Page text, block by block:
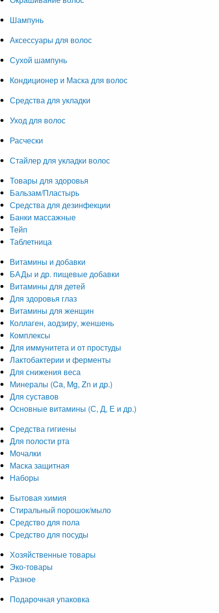
Шампунь
Аксессуары для волос
Сухой шампунь
Кондиционер и Маска для волос
Средства для укладки
Уход для волос
Расчески
Стайлер для укладки волос
Товары для здоровья
Бальзам/Пластырь
Средства для дезинфекции
Банки массажные
Тейп
Таблетница
Витамины и добавки
БАДы и др. пищевые добавки
Витамины для детей
Для здоровья глаз
Витамины для женщин
Коллаген, аодзиру, женшень
Комплексы
Для иммунитета и от простуды
Лактобактерии и ферменты
Для снижения веса
Минералы (Ca, Mg, Zn и др.)
Для суставов
Основные витамины (С, Д, Е и др.)
Средства гигиены
Для полости рта
Мочалки
Маска защитная
Наборы
Бытовая химия
Стиральный порошок/мыло
Средство для пола
Средство для посуды
Хозяйственные товары
Эко-товары
Разное
Подарочная упаковка